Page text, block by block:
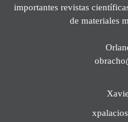
importantes revistas
de materiales